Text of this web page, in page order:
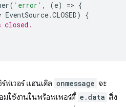
( 'error' , (e) => {
EventSource.CLOSED)
{
closed.
ฟเวอร์ แฮนเดิล onmessage จะ
ใช้งานในพร็อพเพอร์ตี้ e.data สิ่ง